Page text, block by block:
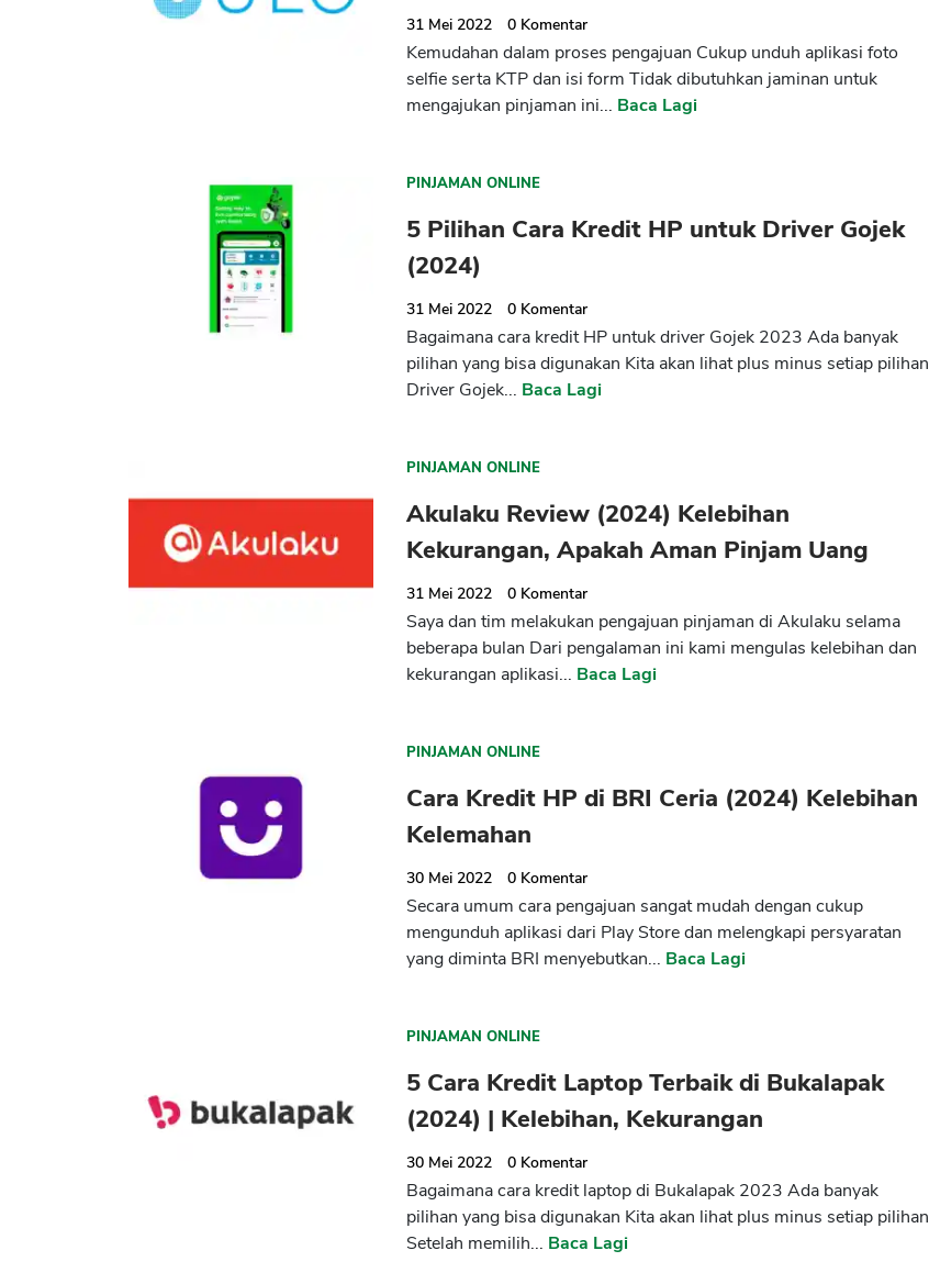
31 Mei 2022 0 Komentar
Kemudahan dalam proses pengajuan Cukup unduh aplikasi foto
selfie serta KTP dan isi form Tidak dibutuhkan jaminan untuk
mengajukan pinjaman ini... Baca Lagi
PINJAMAN ONLINE
5 Pilihan Cara Kredit HP untuk Driver Gojek
(2024)
31 Mei 2022 0 Komentar
Bagaimana cara kredit HP untuk driver Gojek 2023 Ada banyak
pilihan yang bisa digunakan Kita akan lihat plus minus setiap pilihan
Driver Gojek... Baca Lagi
PINJAMAN ONLINE
Akulaku Review (2024) Kelebihan
Kekurangan, Apakah Aman Pinjam Uang
31 Mei 2022 0 Komentar
Saya dan tim melakukan pengajuan pinjaman di Akulaku selama
beberapa bulan Dari pengalaman ini kami mengulas kelebihan dan
kekurangan aplikasi... Baca Lagi
PINJAMAN ONLINE
Cara Kredit HP di BRI Ceria (2024) Kelebihan
Kelemahan
30 Mei 2022 0 Komentar
Secara umum cara pengajuan sangat mudah dengan cukup
mengunduh aplikasi dari Play Store dan melengkapi persyaratan
yang diminta BRI menyebutkan... Baca Lagi
PINJAMAN ONLINE
5 Cara Kredit Laptop Terbaik di Bukalapak
(2024) | Kelebihan, Kekurangan
30 Mei 2022 0 Komentar
Bagaimana cara kredit laptop di Bukalapak 2023 Ada banyak
pilihan yang bisa digunakan Kita akan lihat plus minus setiap pilihan
Setelah memilih... Baca Lagi